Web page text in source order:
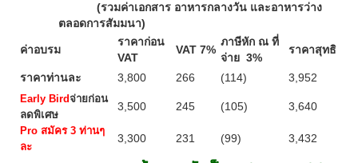
(รวมค่าเอกสาร อาหารกลางวัน และอาหารว่าง
ตลอดการสัมมนา)
ค่าอบรม
ราคาก่อน
VAT
VAT 7%
ภาษีหัก ณ ที่
จ่าย 3%
ราคาสุทธิ
ราคาท่านละ 3,800 266 (114) 3,952
Early Birdจ่ายก่อน
ลดพิเศษ
3,500 245 (105) 3,640
Pro สมัคร 3 ท่านๆ
ละ
3,300 231 (99) 3,432